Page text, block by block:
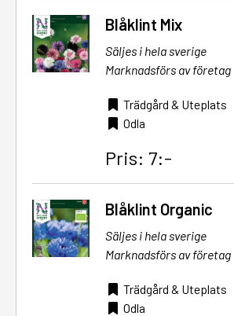
Blåklint Mix
Säljes i hela sverige
Marknadsförs av företag
Trädgård & Uteplats
Odla
Pris: 7:-
Blåklint Organic
Säljes i hela sverige
Marknadsförs av företag
Trädgård & Uteplats
Odla